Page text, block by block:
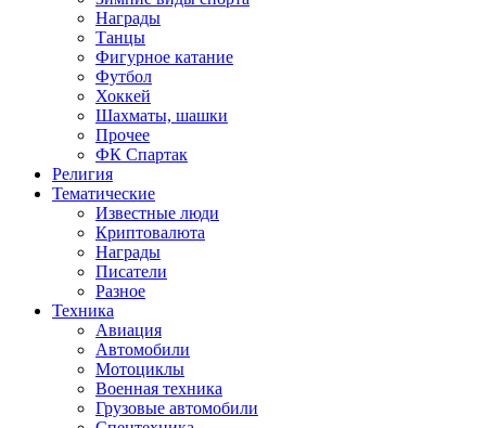
Награды
Танцы
Фигурное катание
Футбол
Хоккей
Шахматы, шашки
Прочее
ФК Спартак
Религия
Тематические
Известные люди
Криптовалюта
Награды
Писатели
Разное
Техника
Авиация
Автомобили
Мотоциклы
Военная техника
Грузовые автомобили